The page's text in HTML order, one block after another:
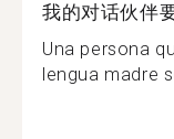
我的对话伙伴
Una persona
lengua madre